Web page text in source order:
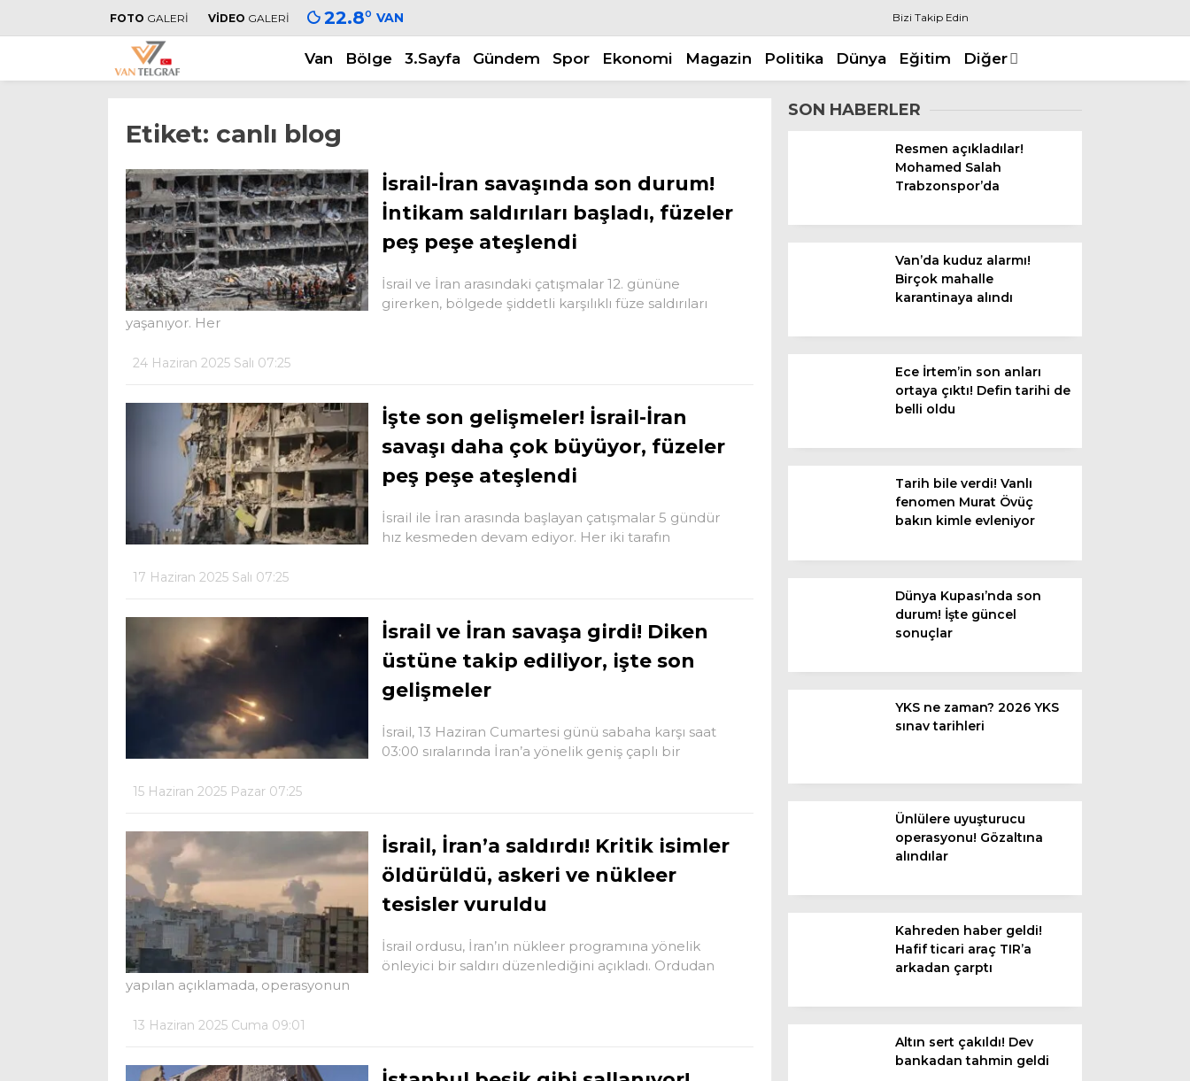
Bölge
3.Sayfa
Ekonomi
WhatsApp İhbar
FOTO GALERİ VİDEO GALERİ 22.8° VAN Bizi Takip Edin
Van Bölge 3.Sayfa Gündem Spor Ekonomi Magazin Politika Dünya Eğitim Diğer
Etiket: canlı blog
İsrail-İran savaşında son durum!
İntikam saldırıları başladı, füzeler
peş peşe ateşlendi
İsrail ve İran arasındaki çatışmalar 12. gününe
girerken, bölgede şiddetli karşılıklı füze saldırıları
yaşanıyor. Her
24 Haziran 2025 Salı 07:25
İşte son gelişmeler! İsrail-İran
savaşı daha çok büyüyor, füzeler
peş peşe ateşlendi
İsrail ile İran arasında başlayan çatışmalar 5 gündür
hız kesmeden devam ediyor. Her iki tarafın
17 Haziran 2025 Salı 07:25
İsrail ve İran savaşa girdi! Diken
üstüne takip ediliyor, işte son
gelişmeler
İsrail, 13 Haziran Cumartesi günü sabaha karşı saat
03:00 sıralarında İran’a yönelik geniş çaplı bir
15 Haziran 2025 Pazar 07:25
İsrail, İran’a saldırdı! Kritik isimler
öldürüldü, askeri ve nükleer
tesisler vuruldu
İsrail ordusu, İran’ın nükleer programına yönelik
önleyici bir saldırı düzenlediğini açıkladı. Ordudan
yapılan açıklamada, operasyonun
13 Haziran 2025 Cuma 09:01
SON HABERLER
Resmen açıkladılar!
Mohamed Salah
Trabzonspor’da
Van’da kuduz alarmı!
Birçok mahalle
karantinaya alındı
Ece İrtem’in son anları
ortaya çıktı! Defin tarihi de
belli oldu
Tarih bile verdi! Vanlı
fenomen Murat Övüç
bakın kimle evleniyor
Dünya Kupası’nda son
durum! İşte güncel
sonuçlar
YKS ne zaman? 2026 YKS
sınav tarihleri
Ünlülere uyuşturucu
operasyonu! Gözaltına
alındılar
Kahreden haber geldi!
Hafif ticari araç TIR’a
arkadan çarptı
Altın sert çakıldı! Dev
bankadan tahmin geldi